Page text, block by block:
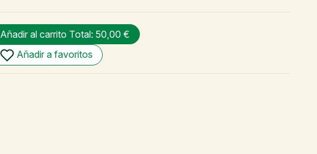
Añadir al carrito Total: 50,00 €
Añadir a favoritos